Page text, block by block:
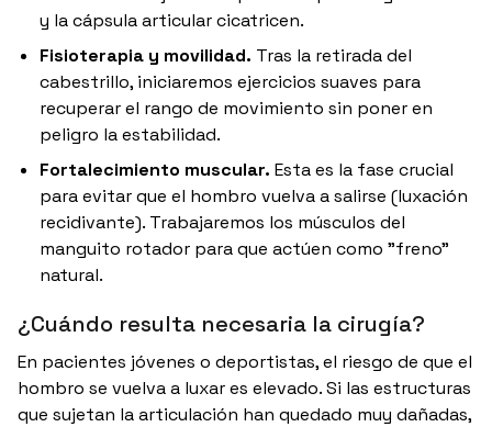
y la cápsula articular cicatricen.
Fisioterapia y movilidad. Tras la retirada del
cabestrillo, iniciaremos ejercicios suaves para
recuperar el rango de movimiento sin poner en
peligro la estabilidad.
Fortalecimiento muscular. Esta es la fase crucial
para evitar que el hombro vuelva a salirse (luxación
recidivante). Trabajaremos los músculos del
manguito rotador para que actúen como "freno"
natural.
¿Cuándo resulta necesaria la cirugía?
En pacientes jóvenes o deportistas, el riesgo de que el
hombro se vuelva a luxar es elevado. Si las estructuras
que sujetan la articulación han quedado muy dañadas,